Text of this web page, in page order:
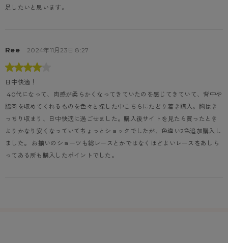
足したいと思います。
Ree 2024年11月23日 8:27
日中快適！
40代になって、肉感が柔らかくなってきていたのを感じてきていて、背中や
脇肉を収めてくれるものを色々と探した中こちらにたどり着き購入。胸はき
っちり収まり、日中快適に過ごせました。購入後サイトを見たら買ったとき
よりかなり安くなっていてちょっとショックでしたが、色違い2色追加購入し
ました。 お揃いのショーツも総レースとかではなくほどよいレースをあしら
ってある所も購入したポイントでした。